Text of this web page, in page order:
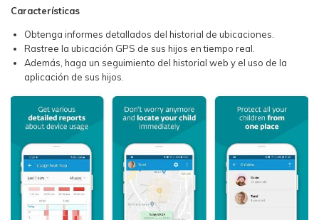
Características
Obtenga informes detallados del historial de ubicaciones.
Rastree la ubicación GPS de sus hijos en tiempo real.
Además, haga un seguimiento del historial web y el uso de la
aplicación de sus hijos.